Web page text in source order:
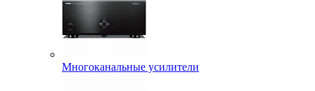
Многоканальные усилители